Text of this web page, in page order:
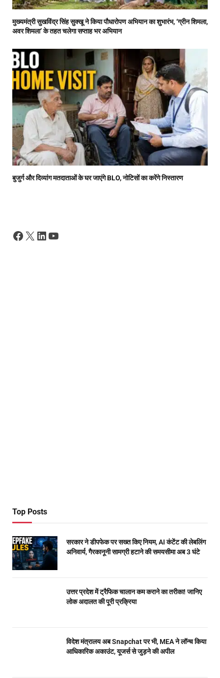
मुख्यमंत्री सुखविंद्र सिंह सुक्खू ने किया पौधारोपण अभियान का शुभारंभ, ‘ग्रीन शिमला,
अवर शिमला’ के तहत चलेगा सप्ताह भर अभियान
बुजुर्ग और दिव्यांग मतदाताओं के घर जाएंगे BLO, नोटिसों का करेंगे निस्तारण
Facebook
X LinkedIn
YouTube
Top Posts
सरकार ने डीपफेक पर सख्त किए नियम, AI कंटेंट की लेबलिंग
अनिवार्य, गैरकानूनी सामग्री हटाने की समयसीमा अब 3 घंटे
उत्तर प्रदेश में ट्रैफिक चालान कम कराने का तरीका! जानिए
लोक अदालत की पूरी प्रक्रिया
विदेश मंत्रालय अब Snapchat पर भी, MEA ने लॉन्च किया
आधिकारिक अकाउंट, यूजर्स से जुड़ने की अपील